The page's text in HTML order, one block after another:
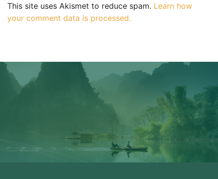
This site uses Akismet to reduce spam. Learn how
your comment data is processed.